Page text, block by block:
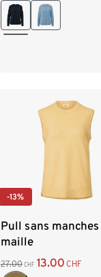
L 44/46
-13%
Pull sans manches
maille
27.00 CHF 13.00 CHF